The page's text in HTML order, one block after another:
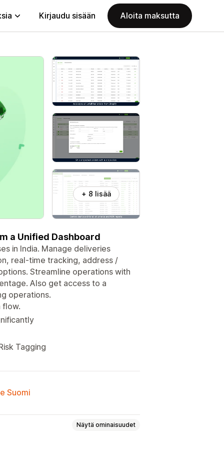
Kirjaudu sisään Aloita maksutta
+ 8 lisää
a Unified Dashboard
in India. Manage deliveries
real-time tracking, address /
Streamline operations with
Also get access to a
operations.
flow.
Tagging
Suomi
Näytä ominaisuudet